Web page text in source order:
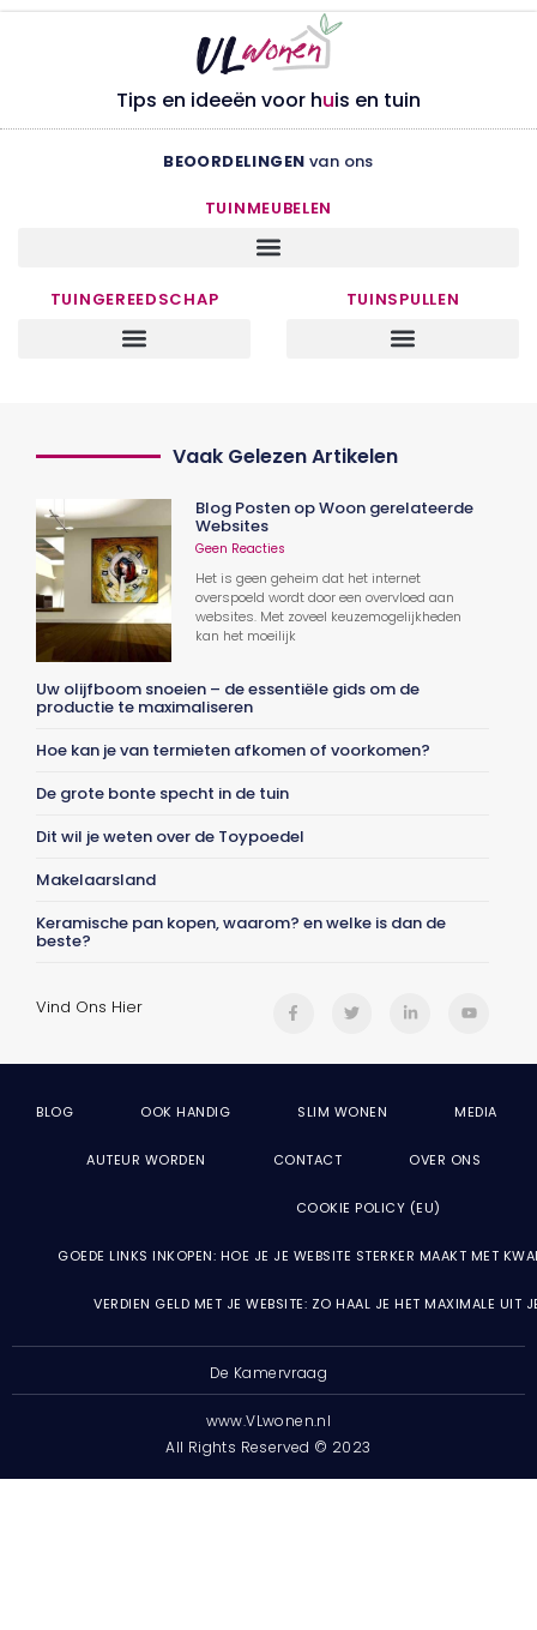
Tips en ideeën voor huis en tuin
BEOORDELINGEN van ons
TUINMEUBELEN
TUINGEREEDSCHAP TUINSPULLEN
Vaak Gelezen Artikelen
Blog Posten op Woon gerelateerde
Websites
Geen Reacties
Het is geen geheim dat het internet
overspoeld wordt door een overvloed aan
websites. Met zoveel keuzemogelijkheden
kan het moeilijk
Uw olijfboom snoeien – de essentiële gids om de
productie te maximaliseren
Hoe kan je van termieten afkomen of voorkomen?
De grote bonte specht in de tuin
Dit wil je weten over de Toypoedel
Makelaarsland
Keramische pan kopen, waarom? en welke is dan de
beste?
Vind Ons Hier
BLOG OOK HANDIG SLIM WONEN MEDIA
AUTEUR WORDEN CONTACT OVER ONS
COOKIE POLICY (EU)
GOEDE LINKS INKOPEN: HOE JE JE WEBSITE STERKER MAAKT MET
VERDIEN GELD MET JE WEBSITE: ZO HAAL JE HET MAXIMALE UIT
De Kamervraag
www.VLwonen.nl
All Rights Reserved © 2023